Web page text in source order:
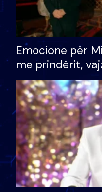
Emocione për
me prindërit,
bashkëshorten:
divorci apo jo?